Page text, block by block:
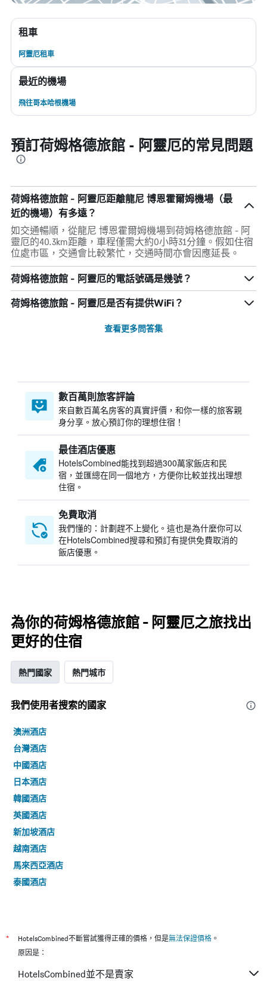
租車
阿靈厄租車
最近的機場
飛往哥本哈根機場
預訂荷姆格德旅館 - 阿靈厄的常見問題
荷姆格德旅館 - 阿靈厄距離龍尼 博恩霍爾姆機場（最
近的機場）有多遠？
如交通暢順，從龍尼 博恩霍爾姆機場到荷姆格德旅館 - 阿
靈厄的40.3km距離，車程僅需大約0小時31分鐘。假如住宿
位處市區，交通會比較繁忙，交通時間亦會因應延長。
荷姆格德旅館 - 阿靈厄的電話號碼是幾號？
荷姆格德旅館 - 阿靈厄是否有提供WiFi？
查看更多問答集
數百萬則旅客評論
來自數百萬名房客的真實評價，和你一樣的旅客親
身分享。放心預訂你的理想住宿！
最佳酒店優惠
HotelsCombined​能找到超過300萬家飯店和民
宿，並匯總在同一個地方，方便你比較並找出理想
住宿。
免費取消
我們懂的：計劃趕不上變化。這也是為什麼你可以
在HotelsCombined搜尋和預訂有提供免費取消的
飯店優惠。
為你的荷姆格德旅館 - 阿靈厄之旅找出
更好的住宿
熱門國家 熱門城市
我們使用者搜索的國家
澳洲酒店
台灣酒店
中國酒店
日本酒店
韓國酒店
英國酒店
新加坡酒店
越南酒店
馬來西亞酒店
泰國酒店
* HotelsCombined不斷嘗試獲得正確的價格，但是無法保證價格 。
原因是：
HotelsCombined並不是賣家